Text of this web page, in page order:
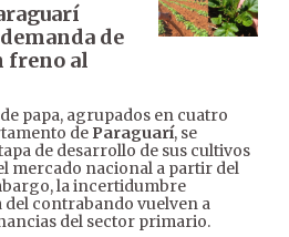
de
freno al
papa, agrupados en cuatro
de Paraguarí, se
de desarrollo de sus cultivos
mercado nacional a partir del
la incertidumbre
del contrabando vuelven a
del sector primario.